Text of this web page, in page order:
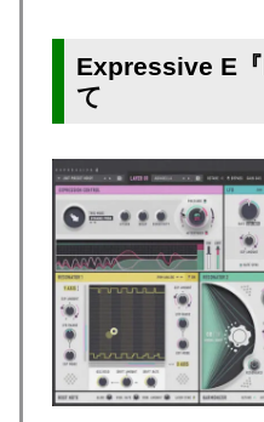
Expressive E
て